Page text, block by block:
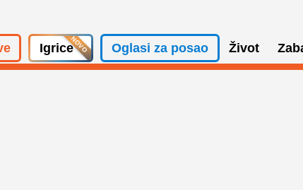
Igrice Oglasi za posao Život